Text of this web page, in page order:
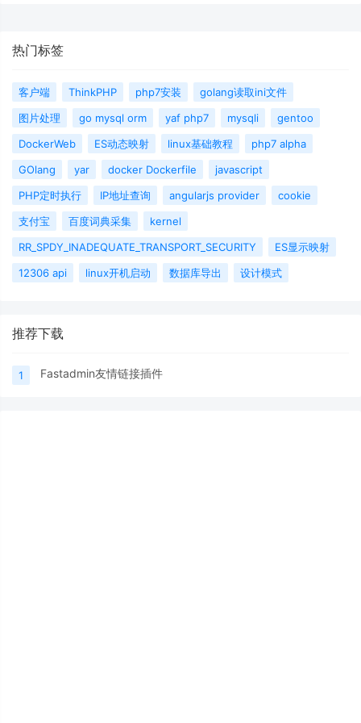
热门标签
客户端 ThinkPHP php7安装
golang读取ini文件
图片处理
go mysql orm yaf php7 mysqli
gentoo
DockerWeb
ES动态映射 linux基础教程
php7 alpha
GOlang
yar docker Dockerfile
javascript
PHP定时执行
IP地址查询 angularjs provider
cookie
支付宝
百度词典采集
kernel
RR_SPDY_INADEQUATE_TRANSPORT_SECURITY
ES显示映射
12306 api
linux开机启动 数据库导出 设计模式
推荐下载
1 Fastadmin友情链接插件